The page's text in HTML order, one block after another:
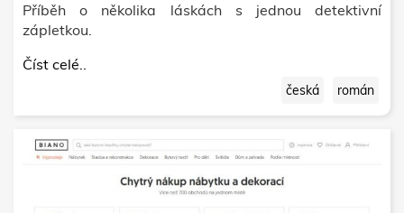
Příběh o několika láskách s jednou detektivní
zápletkou.
Číst celé..
česká román